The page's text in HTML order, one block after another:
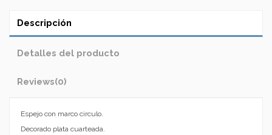
Descripción
Detalles del producto
Reviews(0)
Espejo con marco circulo.
Decorado plata cuarteada.